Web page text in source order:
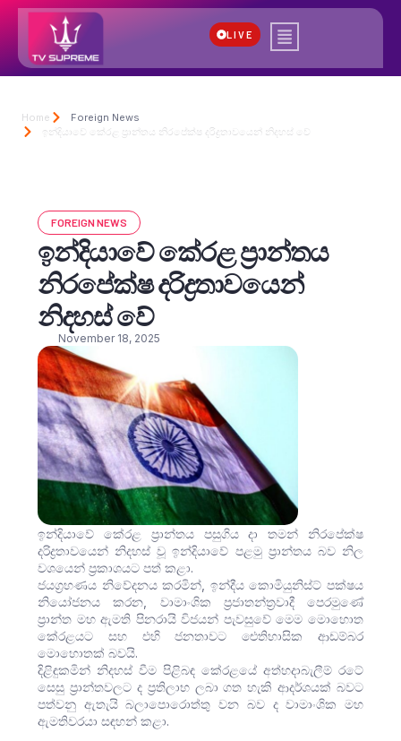
LIVE
Home
Foreign News
ඉන්දියාවේ කේරළ ප්‍රාන්තය නිරපේක්ෂ දරිද්‍රතාවයෙන් නිදහස් වේ
FOREIGN NEWS
ඉන්දියාවේ කේරළ ප්‍රාන්තය
නිරපේක්ෂ දරිද්‍රතාවයෙන්
නිදහස් වේ
November 18, 2025
ඉන්දියාවේ කේරළ ප්‍රාන්තය පසුගිය දා තමන් නිරපේක්ෂ
දරිද්‍රතාවයෙන් නිදහස් වූ ඉන්දියාවේ පළමු ප්‍රාන්තය බව නිල
වශයෙන් ප්‍රකාශයට පත් කළා.
ජයග්‍රහණය නිවේදනය කරමින්, ඉන්දීය කොමියුනිස්ට් පක්ෂය
නියෝජනය කරන, වාමාංශික ප්‍රජාතන්ත්‍රවාදී පෙරමුණේ
ප්‍රාන්ත මහ ඇමති පිනරායි විජයන් පැවසුවේ මෙම මොහොත
කේරළයට සහ එහි ජනතාවට ඓතිහාසික ආඩම්බර
මොහොතක් බවයි.
දිළිඳුකමින් නිදහස් වීම පිළිබඳ කේරළයේ අත්හදාබැලීම් රටේ
සෙසු ප්‍රාන්තවලට ද ප්‍රතිලාභ ලබා ගත හැකි ආදර්ශයක් බවට
පත්වනු ඇතැයි බලාපොරොත්තු වන බව ද වාමාංශික මහ
ඇමතිවරයා සඳහන් කළා.